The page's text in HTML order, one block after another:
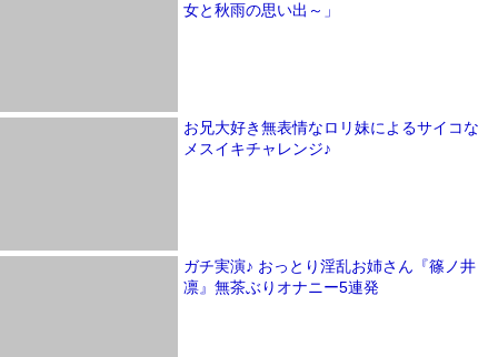
女と秋雨の思い出～」
お兄大好き無表情なロリ妹によるサイコな
メスイキチャレンジ♪
ガチ実演♪ おっとり淫乱お姉さん『篠ノ井
凛』無茶ぶりオナニー5連発